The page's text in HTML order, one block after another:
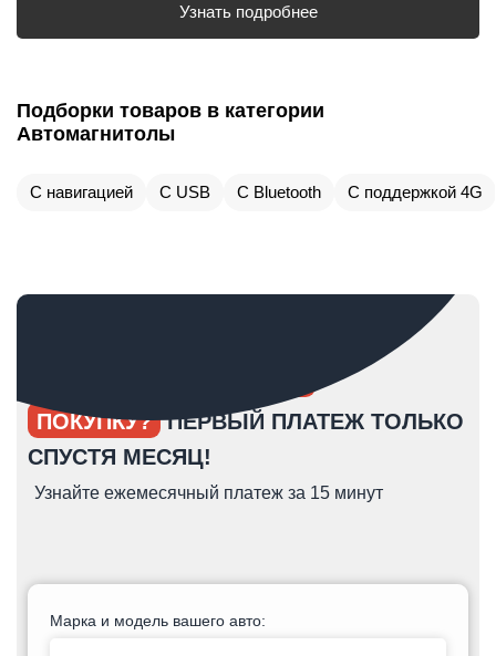
Узнать подробнее
Подборки товаров в категории
Автомагнитолы
С навигацией С USB С Bluetooth С поддержкой 4G
ПОКУПКУ? ПЕРВЫЙ ПЛАТЕЖ ТОЛЬКО
СПУСТЯ МЕСЯЦ!
Узнайте ежемесячный платеж за 15 минут
Марка и модель вашего авто: